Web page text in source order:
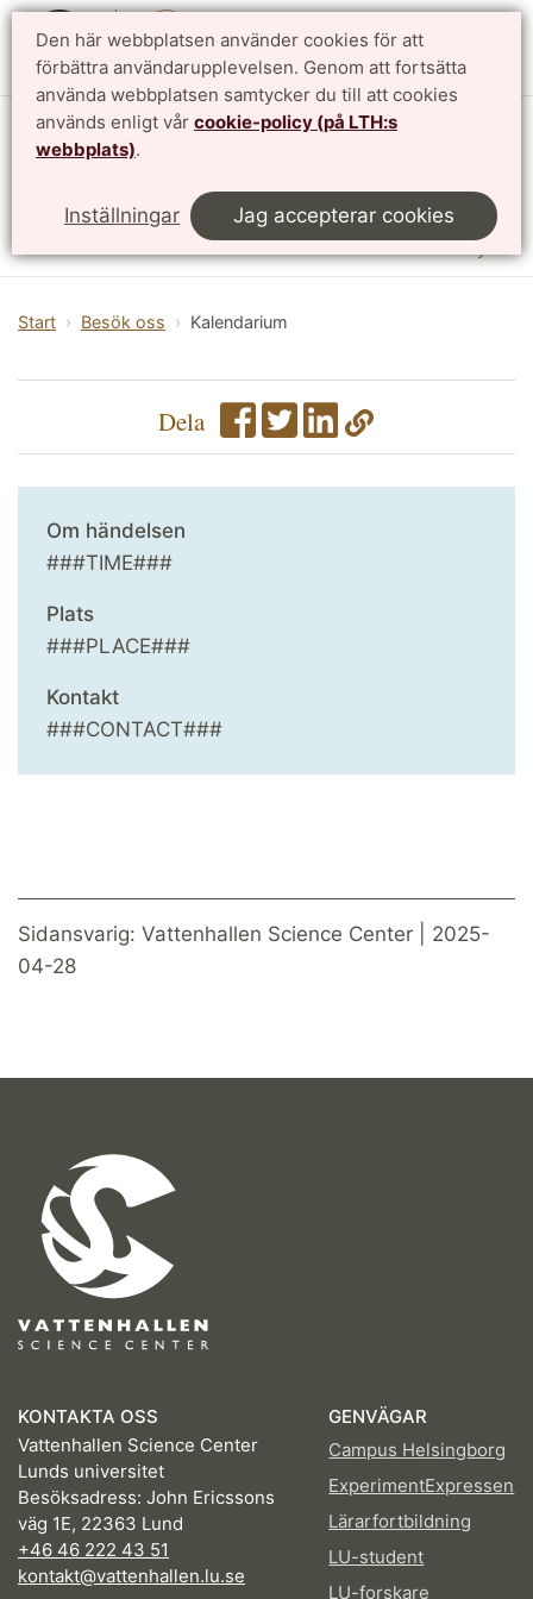
Den här webbplatsen använder cookies för att
förbättra användarupplevelsen. Genom att fortsätta
använda webbplatsen samtycker du till att cookies
används enligt vår cookie-policy (på LTH:s
webbplats).
Inställningar Jag accepterar cookies
Vattenhallen Science Center
Meny
Start Besök oss Kalendarium
Dela
Om händelsen
###TIME###
Plats
###PLACE###
Kontakt
###CONTACT###
Sidansvarig: Vattenhallen Science Center | 2025-
04-28
KONTAKTA OSS
Vattenhallen Science Center
Lunds universitet
Besöksadress: John Ericssons
väg 1E, 22363 Lund
+46 46 222 43 51
kontakt@vattenhallen.lu.se
GENVÄGAR
Campus Helsingborg
ExperimentExpressen
Lärarfortbildning
LU-student
LU-forskare